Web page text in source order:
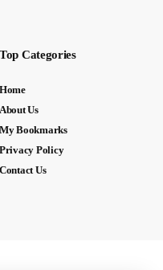
Top Categories
Home
About Us
My Bookmarks
Privacy Policy
Contact Us